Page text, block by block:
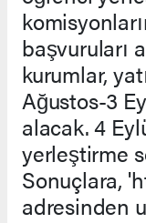
başvuruları
kurumlar,
Ağustos-3
alacak. 4
yerleştirme
Sonuçlara,
adresinden